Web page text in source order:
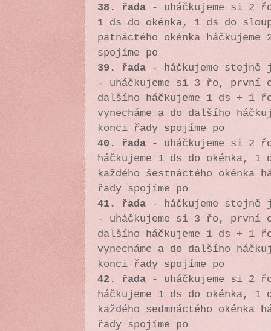
38. řada - uháčkujeme si 2
1 ds do okénka, 1 ds do
patnáctého okénka
spojíme po
39. řada - háčkujeme stejně
- uháčkujeme si 3 řo, první
dalšího háčkujeme 1 ds + 1
vynecháme a do dalšího
konci řady spojíme po
40. řada - uháčkujeme si 2
háčkujeme 1 ds do okénka, 1
každého šestnáctého okénka
řady spojíme po
41. řada - háčkujeme stejně
- uháčkujeme si 3 řo, první
dalšího háčkujeme 1 ds + 1
vynecháme a do dalšího
konci řady spojíme po
42. řada - uháčkujeme si 2
háčkujeme 1 ds do okénka, 1
každého sedmnáctého okénka
řady spojíme po